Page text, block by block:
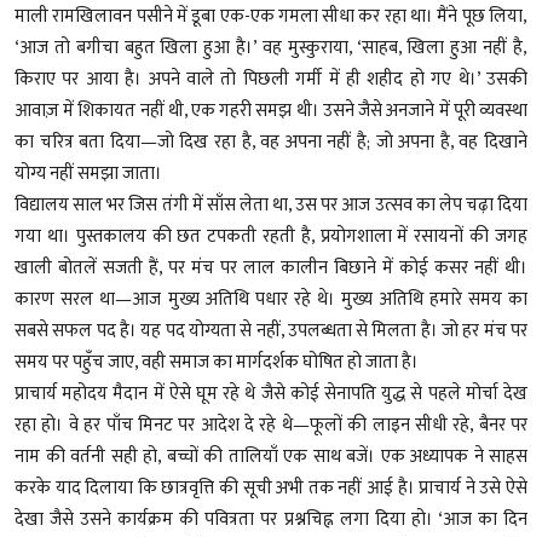
माली रामखिलावन पसीने में डूबा एक-एक गमला सीधा कर रहा था। मैंने पूछ लिया,
‘आज तो बगीचा बहुत खिला हुआ है।’ वह मुस्कुराया, ‘साहब, खिला हुआ नहीं है,
किराए पर आया है। अपने वाले तो पिछली गर्मी में ही शहीद हो गए थे।’ उसकी
आवाज़ में शिकायत नहीं थी, एक गहरी समझ थी। उसने जैसे अनजाने में पूरी व्यवस्था
का चरित्र बता दिया—जो दिख रहा है, वह अपना नहीं है; जो अपना है, वह दिखाने
योग्य नहीं समझा जाता।
विद्यालय साल भर जिस तंगी में साँस लेता था, उस पर आज उत्सव का लेप चढ़ा दिया
गया था। पुस्तकालय की छत टपकती रहती है, प्रयोगशाला में रसायनों की जगह
खाली बोतलें सजती हैं, पर मंच पर लाल कालीन बिछाने में कोई कसर नहीं थी।
कारण सरल था—आज मुख्य अतिथि पधार रहे थे। मुख्य अतिथि हमारे समय का
सबसे सफल पद है। यह पद योग्यता से नहीं, उपलब्धता से मिलता है। जो हर मंच पर
समय पर पहुँच जाए, वही समाज का मार्गदर्शक घोषित हो जाता है।
प्राचार्य महोदय मैदान में ऐसे घूम रहे थे जैसे कोई सेनापति युद्ध से पहले मोर्चा देख
रहा हो। वे हर पाँच मिनट पर आदेश दे रहे थे—फूलों की लाइन सीधी रहे, बैनर पर
नाम की वर्तनी सही हो, बच्चों की तालियाँ एक साथ बजें। एक अध्यापक ने साहस
करके याद दिलाया कि छात्रवृत्ति की सूची अभी तक नहीं आई है। प्राचार्य ने उसे ऐसे
देखा जैसे उसने कार्यक्रम की पवित्रता पर प्रश्नचिह्न लगा दिया हो। ‘आज का दिन